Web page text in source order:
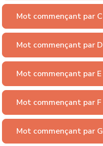
Mot commençant par C
Mot commençant par D
Mot commençant par E
Mot commençant par F
Mot commençant par G